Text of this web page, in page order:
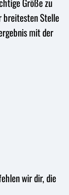
breitesten Stelle
mit der
wir dir, die